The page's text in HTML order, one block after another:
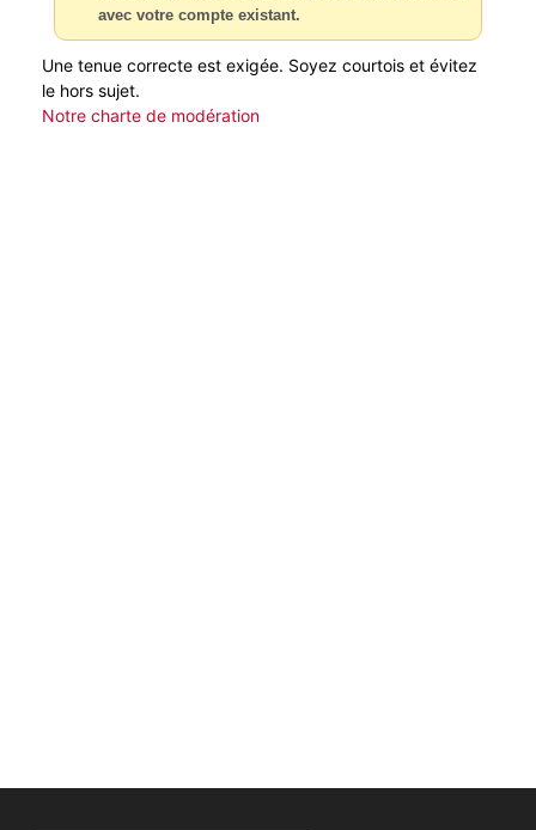
avec votre compte existant.
Une tenue correcte est exigée. Soyez courtois et évitez
le hors sujet.
Notre charte de modération